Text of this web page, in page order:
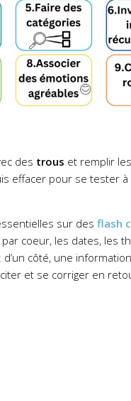
des trous et remplir
effacer pour se tester
sur des flash
coeur, les dates, les
côté, une
et se corriger en